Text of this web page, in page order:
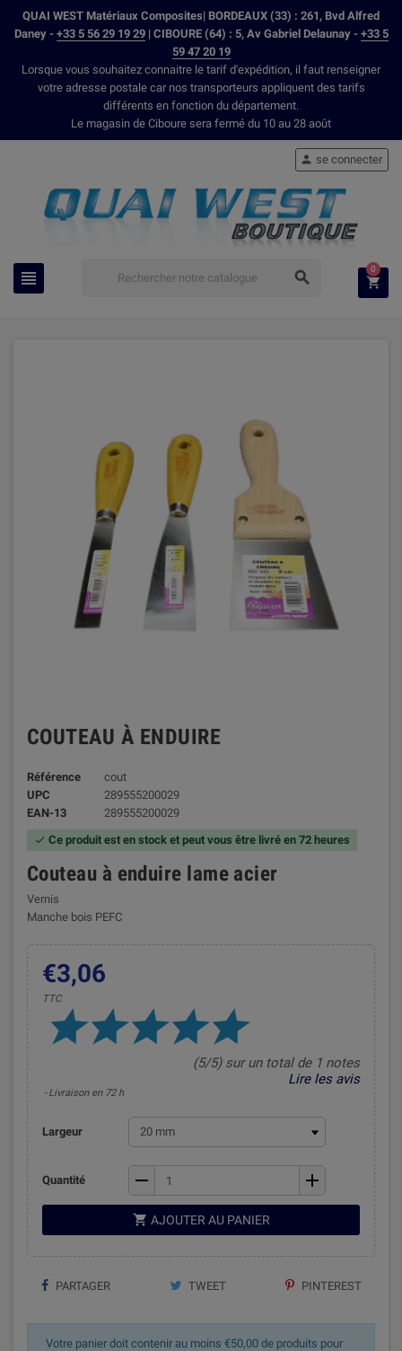
QUAI WEST Matériaux Composites| BORDEAUX (33) : 261, Bvd Alfred
Daney - +33 5 56 29 19 29| CIBOURE (64) : 5, Av Gabriel Delaunay - +33 5
59 47 20 19
Lorsque vous souhaitez connaitre le tarif d'expédition, il faut renseigner
votre adresse postale car nos transporteurs appliquent des tarifs
différents en fonction du département.
Le magasin de Ciboure sera fermé du 10 au 28 août
 
 se connecter

0
COUTEAU À ENDUIRE
Référence
cout
UPC
289555200029
EAN-13
289555200029
 Ce produit est en stock et peut vous être livré en 72 heures
Couteau à enduire lame acier
Vernis
Manche bois PEFC
€3,06
TTC
(5/5) sur un total de 1 notes
Lire les avis
Livraison en 72 h
Largeur
Quantité remove add
 AJOUTER AU PANIER
PARTAGER TWEET PINTEREST
Votre panier doit contenir au moins €50,00 de produits pour